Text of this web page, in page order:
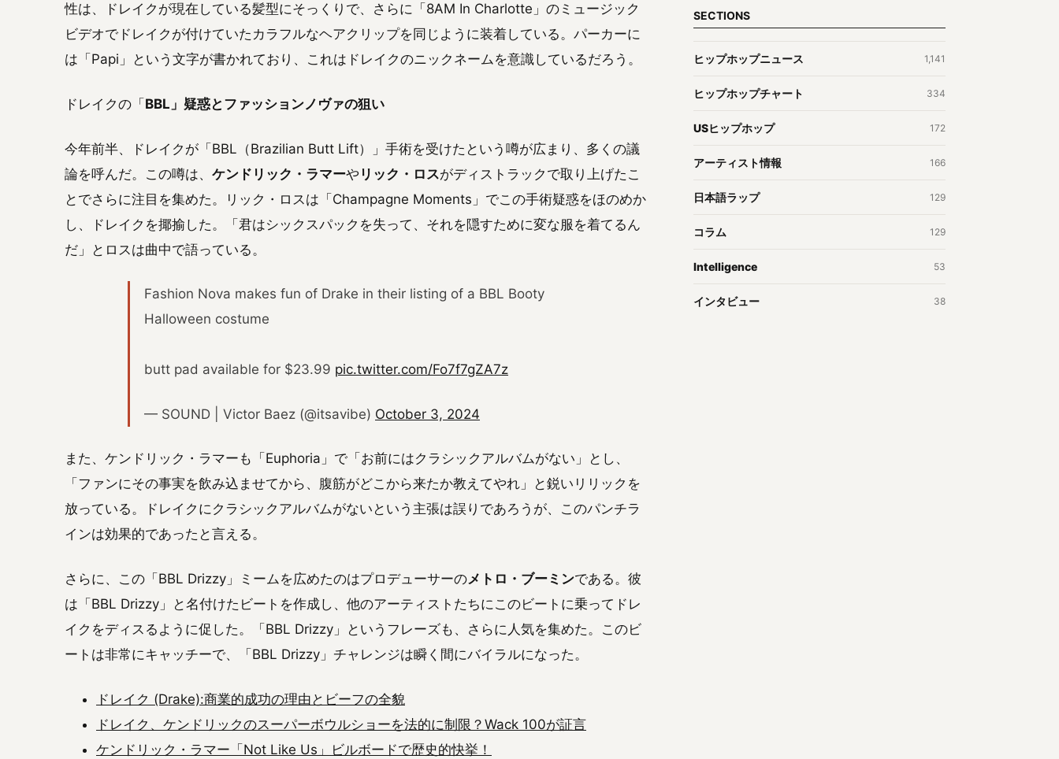
性は、ドレイクが現在している髪型にそっくりで、さらに「8AM In Charlotte」のミュージック
ビデオでドレイクが付けていたカラフルなヘアクリップを同じように装着している。パーカーに
は「Papi」という文字が書かれており、これはドレイクのニックネームを意識しているだろう。
ドレイクの「BBL」疑惑とファッションノヴァの狙い
今年前半、ドレイクが「BBL（Brazilian Butt Lift）」手術を受けたという噂が広まり、多くの議
論を呼んだ。この噂は、 ケンドリック・ラマーや リック・ロスがディストラックで取り上げたこ
とでさらに注目を集めた。リック・ロスは「Champagne Moments」でこの手術疑惑をほのめか
し、ドレイクを揶揄した。「君はシックスパックを失って、それを隠すために変な服を着てるん
だ」とロスは曲中で語っている。
Fashion Nova makes fun of Drake in their listing of a BBL Booty
Halloween costume
butt pad available for $23.99 pic.twitter.com/Fo7f7gZA7z
— SOUND | Victor Baez (@itsavibe) October 3, 2024
また、ケンドリック・ラマーも「Euphoria」で「お前にはクラシックアルバムがない」とし、
「ファンにその事実を飲み込ませてから、腹筋がどこから来たか教えてやれ」と鋭いリリックを
放っている。ドレイクにクラシックアルバムがないという主張は誤りであろうが、このパンチラ
インは効果的であったと言える。
さらに、この「BBL Drizzy」ミームを広めたのはプロデューサーのメトロ・ブーミンである。彼
は「BBL Drizzy」と名付けたビートを作成し、他のアーティストたちにこのビートに乗ってドレ
イクをディスるように促した。「BBL Drizzy」というフレーズも、さらに人気を集めた。このビ
ートは非常にキャッチーで、「BBL Drizzy」チャレンジは瞬く間にバイラルになった。
ドレイク (Drake):商業的成功の理由とビーフの全貌
ドレイク、ケンドリックのスーパーボウルショーを法的に制限？Wack 100が証言
ケンドリック・ラマー「Not Like Us」ビルボードで歴史的快挙！
SECTIONS
ヒップホップニュース 1,141
ヒップホップチャート 334
USヒップホップ 172
アーティスト情報 166
日本語ラップ 129
コラム 129
Intelligence 53
インタビュー 38